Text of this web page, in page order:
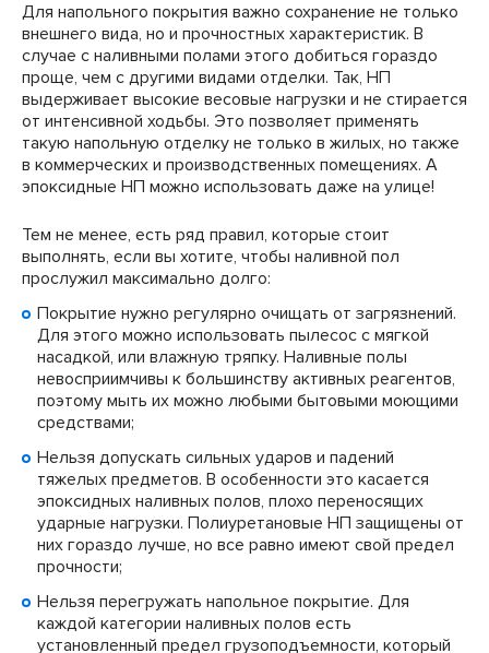
Для напольного покрытия важно сохранение не только
внешнего вида, но и прочностных характеристик. В
случае с наливными полами этого добиться гораздо
проще, чем с другими видами отделки. Так, НП
выдерживает высокие весовые нагрузки и не стирается
от интенсивной ходьбы. Это позволяет применять
такую напольную отделку не только в жилых, но также
в коммерческих и производственных помещениях. А
эпоксидные НП можно использовать даже на улице!
Тем не менее, есть ряд правил, которые стоит
выполнять, если вы хотите, чтобы наливной пол
прослужил максимально долго:
Покрытие нужно регулярно очищать от загрязнений.
Для этого можно использовать пылесос с мягкой
насадкой, или влажную тряпку. Наливные полы
невосприимчивы к большинству активных реагентов,
поэтому мыть их можно любыми бытовыми моющими
средствами;
Нельзя допускать сильных ударов и падений
тяжелых предметов. В особенности это касается
эпоксидных наливных полов, плохо переносящих
ударные нагрузки. Полиуретановые НП защищены от
них гораздо лучше, но все равно имеют свой предел
прочности;
Нельзя перегружать напольное покрытие. Для
каждой категории наливных полов есть
установленный предел грузоподъемности, который